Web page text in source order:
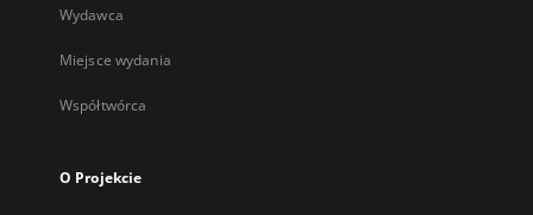
Wydawca
Miejsce wydania
Współtwórca
O Projekcie